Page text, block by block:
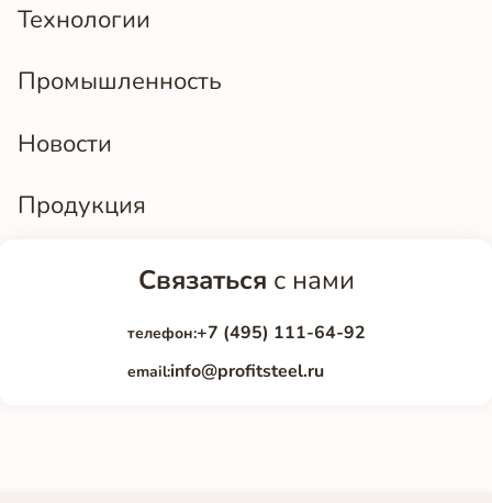
Технологии
Промышленность
Новости
Продукция
Связаться с нами
телефон:+7 (495) 111-64-92
email:info@profitsteel.ru